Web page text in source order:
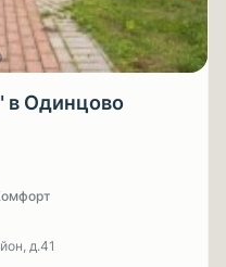
в Одинцово
д.41